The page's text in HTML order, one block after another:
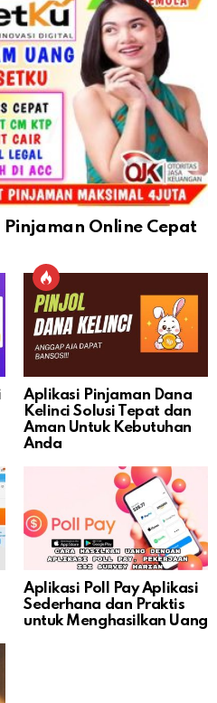
Online Cepat
Aplikasi Pinjaman Dana
Kelinci Solusi Tepat dan
Aman Untuk Kebutuhan
Anda
Aplikasi Poll Pay Aplikasi
Sederhana dan Praktis
untuk Menghasilkan Uang